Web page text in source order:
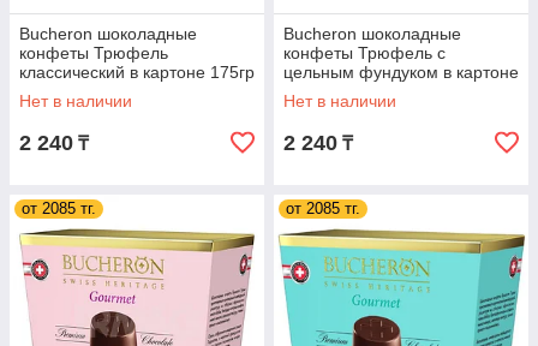
Bucheron шоколадные
конфеты Трюфель
классический в картоне 175гр
(6шт - упак)
Нет в наличии
2 240 ₸
Bucheron шоколадные
конфеты Трюфель с
цельным фундуком в картоне
175гр (6шт - упак)
Нет в наличии
2 240 ₸
от 2085 тг. от 2085 тг.